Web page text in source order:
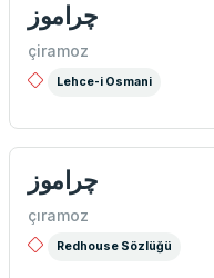
چراموز
çiramoz
Lehce-i Osmani
چراموز
çıramoz
Redhouse Sözlüğü